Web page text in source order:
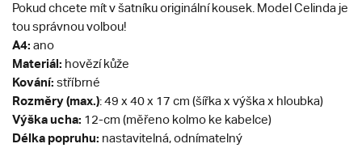
Pokud chcete mít v šatníku originální kousek. Model Celinda je
tou správnou volbou!
A4: ano
Materiál: hovězí kůže
Kování: stříbrné
Rozměry (max.): 49 x 40 x 17 cm (šířka x výška x hloubka)
Výška ucha: 12-cm (měřeno kolmo ke kabelce)
Délka popruhu: nastavitelná, odnímatelný